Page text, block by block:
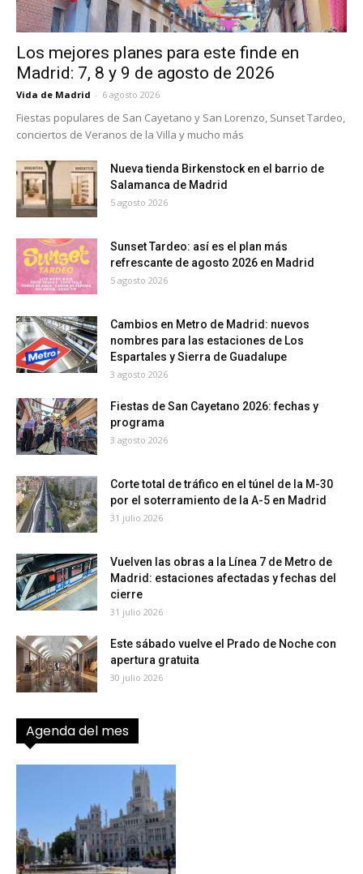
Los mejores planes para este finde en
Madrid: 7, 8 y 9 de agosto de 2026
Vida de Madrid - 6 agosto 2026
Fiestas populares de San Cayetano y San Lorenzo, Sunset Tardeo,
conciertos de Veranos de la Villa y mucho más
Nueva tienda Birkenstock en el barrio de
Salamanca de Madrid
5 agosto 2026
Sunset Tardeo: así es el plan más
refrescante de agosto 2026 en Madrid
5 agosto 2026
Cambios en Metro de Madrid: nuevos
nombres para las estaciones de Los
Espartales y Sierra de Guadalupe
3 agosto 2026
Fiestas de San Cayetano 2026: fechas y
programa
3 agosto 2026
Corte total de tráfico en el túnel de la M-30
por el soterramiento de la A-5 en Madrid
31 julio 2026
Vuelven las obras a la Línea 7 de Metro de
Madrid: estaciones afectadas y fechas del
cierre
31 julio 2026
Este sábado vuelve el Prado de Noche con
apertura gratuita
30 julio 2026
Agenda del mes